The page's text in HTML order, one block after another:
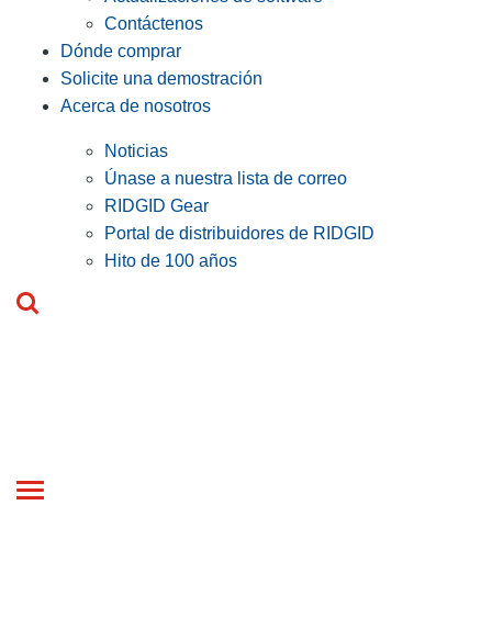
Contáctenos
Dónde comprar
Solicite una demostración
Acerca de nosotros
Noticias
Únase a nuestra lista de correo
RIDGID Gear
Portal de distribuidores de RIDGID
Hito de 100 años
Toggle